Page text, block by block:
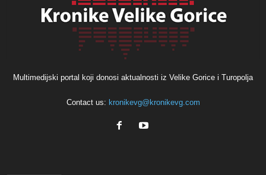
Multimedijski portal koji donosi aktualnosti iz Velike Gorice i Turopolja
Contact us: kronikevg@kronikevg.com